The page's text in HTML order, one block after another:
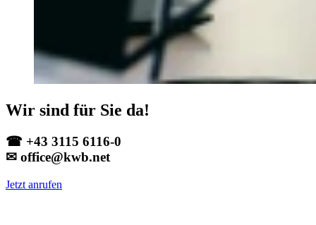
Wir sind für Sie da!
☎ +43 3115 6116-0
✉ office@kwb.net
Jetzt anrufen